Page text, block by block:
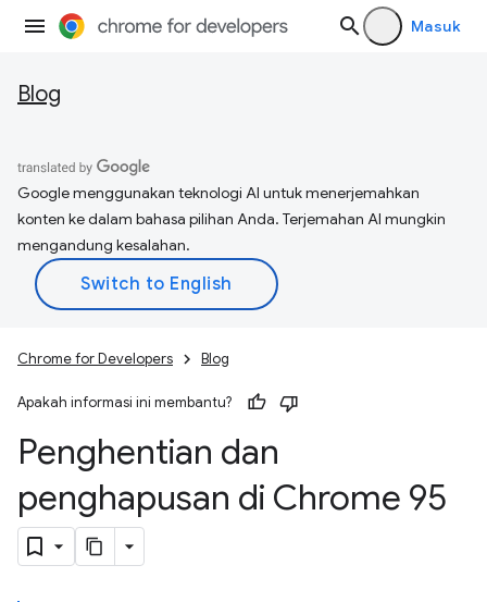
Masuk
Blog
Google menggunakan teknologi AI untuk menerjemahkan
konten ke dalam bahasa pilihan Anda. Terjemahan AI mungkin
mengandung kesalahan.
Chrome for Developers Blog
Apakah informasi ini membantu?
Penghentian dan
penghapusan di Chrome 95